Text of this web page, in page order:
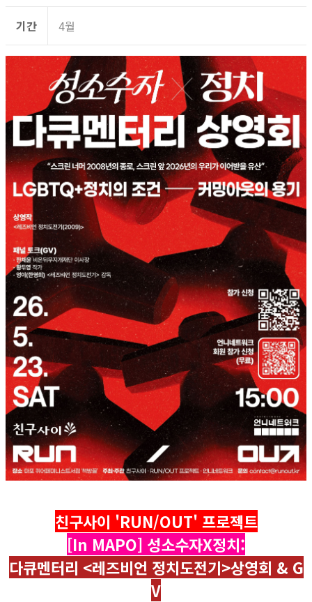
기간 4월
친구사이 'RUN/OUT' 프로젝트
[In MAPO] 성소수자X정치:
다큐멘터리 <레즈비언 정치도전기>상영회 & G
V